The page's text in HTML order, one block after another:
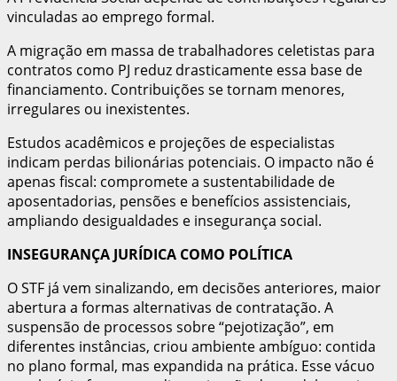
vinculadas ao emprego formal.
A migração em massa de trabalhadores celetistas para
contratos como PJ reduz drasticamente essa base de
financiamento. Contribuições se tornam menores,
irregulares ou inexistentes.
Estudos acadêmicos e projeções de especialistas
indicam perdas bilionárias potenciais. O impacto não é
apenas fiscal: compromete a sustentabilidade de
aposentadorias, pensões e benefícios assistenciais,
ampliando desigualdades e insegurança social.
INSEGURANÇA JURÍDICA COMO POLÍTICA
O STF já vem sinalizando, em decisões anteriores, maior
abertura a formas alternativas de contratação. A
suspensão de processos sobre “pejotização”, em
diferentes instâncias, criou ambiente ambíguo: contida
no plano formal, mas expandida na prática. Esse vácuo